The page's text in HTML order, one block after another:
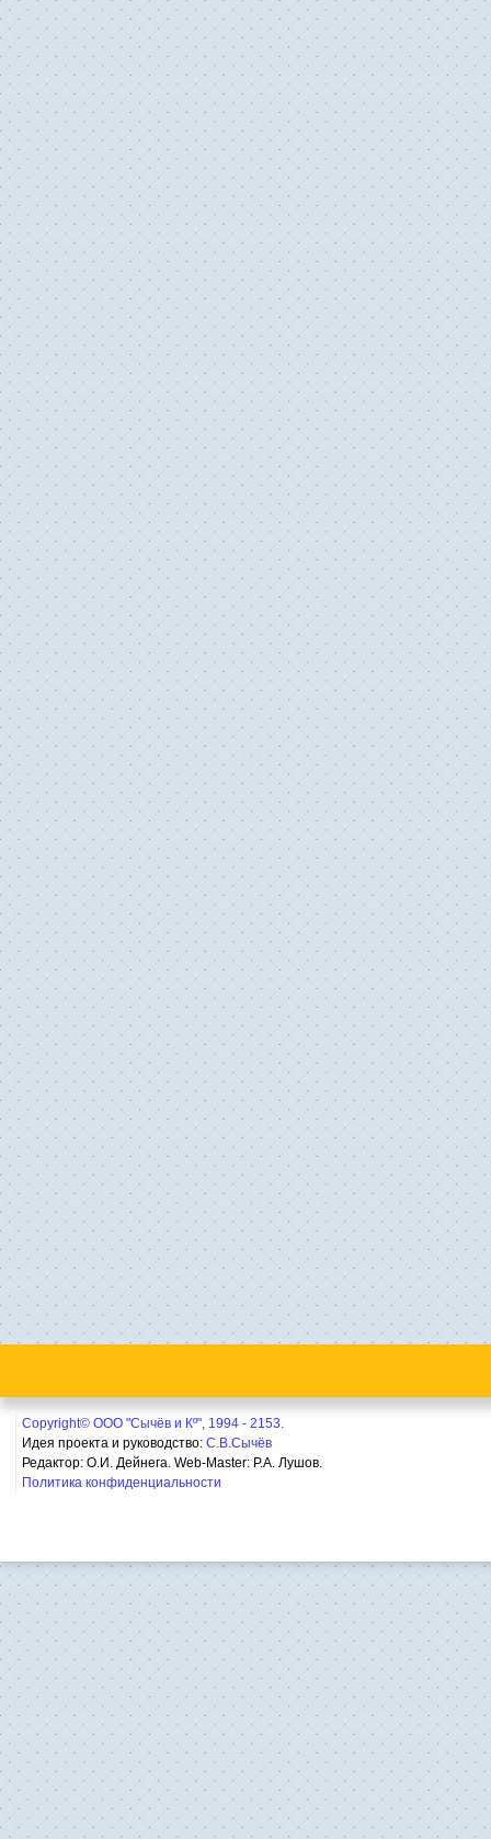
Copyright© ООО "Сычёв и Кº", 1994 - 2153.
Идея проекта и руководство: С.В.Сычёв
Редактор: О.И. Дейнега. Web-Master: Р.А. Лушов.
Политика конфиденциальности